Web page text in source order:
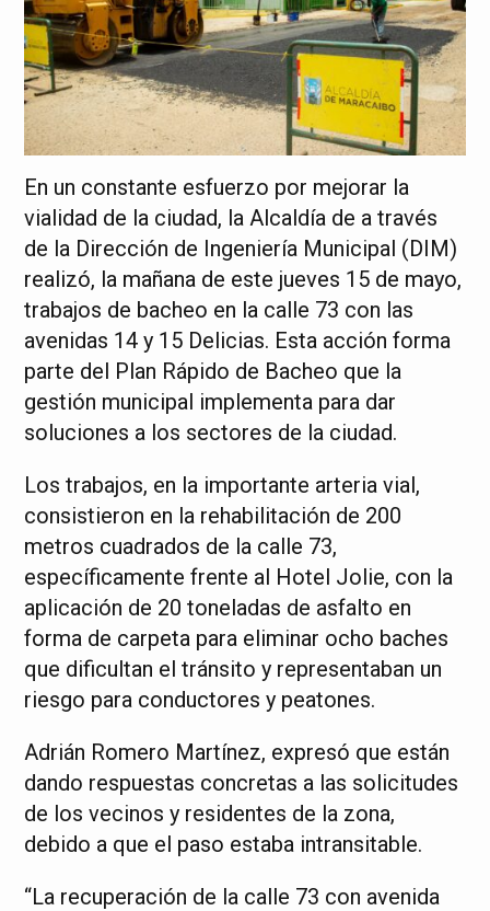
En un constante esfuerzo por mejorar la
vialidad de la ciudad, la Alcaldía de a través
de la Dirección de Ingeniería Municipal (DIM)
realizó, la mañana de este jueves 15 de mayo,
trabajos de bacheo en la calle 73 con las
avenidas 14 y 15 Delicias. Esta acción forma
parte del Plan Rápido de Bacheo que la
gestión municipal implementa para dar
soluciones a los sectores de la ciudad.
Los trabajos, en la importante arteria vial,
consistieron en la rehabilitación de 200
metros cuadrados de la calle 73,
específicamente frente al Hotel Jolie, con la
aplicación de 20 toneladas de asfalto en
forma de carpeta para eliminar ocho baches
que dificultan el tránsito y representaban un
riesgo para conductores y peatones.
Adrián Romero Martínez, expresó que están
dando respuestas concretas a las solicitudes
de los vecinos y residentes de la zona,
debido a que el paso estaba intransitable.
“La recuperación de la calle 73 con avenida